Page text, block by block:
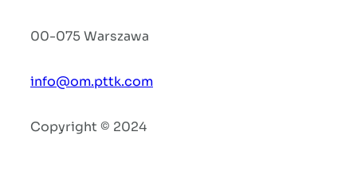
00-075 Warszawa
info@om.pttk.com
Copyright © 2024